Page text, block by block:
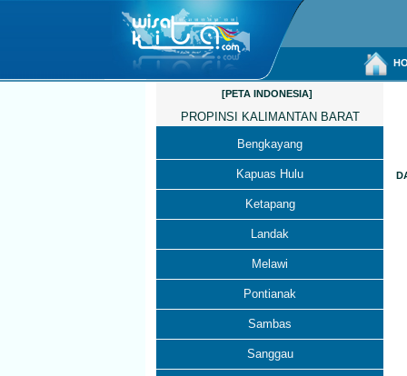
[PETA INDONESIA]
PROPINSI KALIMANTAN BARAT
Bengkayang
Kapuas Hulu
Ketapang
Landak
Melawi
Pontianak
Sambas
Sanggau